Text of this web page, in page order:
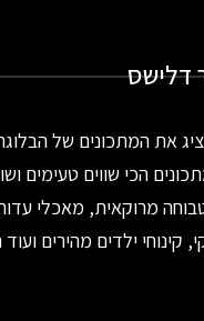
דלישס
את המתכונים של
הכי שווים טעימים
מרוקאית, מאכלי
קינוחי ילדים מהירים ועוד